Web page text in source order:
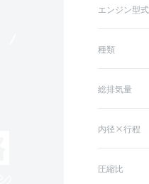
エンジン型式
種類
総排気量
内径×行程
圧縮比